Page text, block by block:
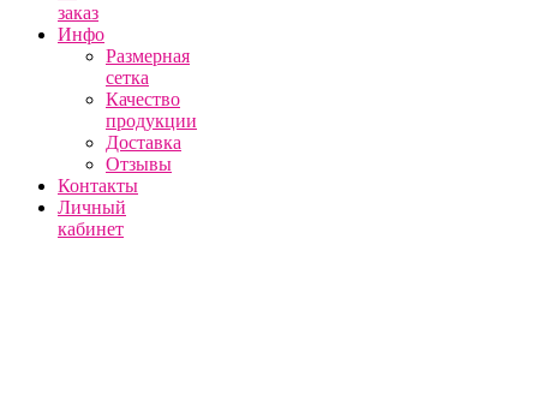
заказ
Инфо
Размерная
сетка
Качество
продукции
Доставка
Отзывы
Контакты
Личный
кабинет